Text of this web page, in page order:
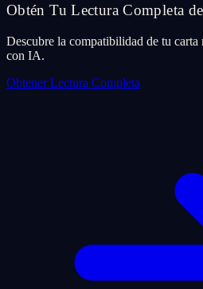
Obtén Tu Lectura Completa
Descubre la compatibilidad de tu carta
con IA.
Obtener Lectura Completa